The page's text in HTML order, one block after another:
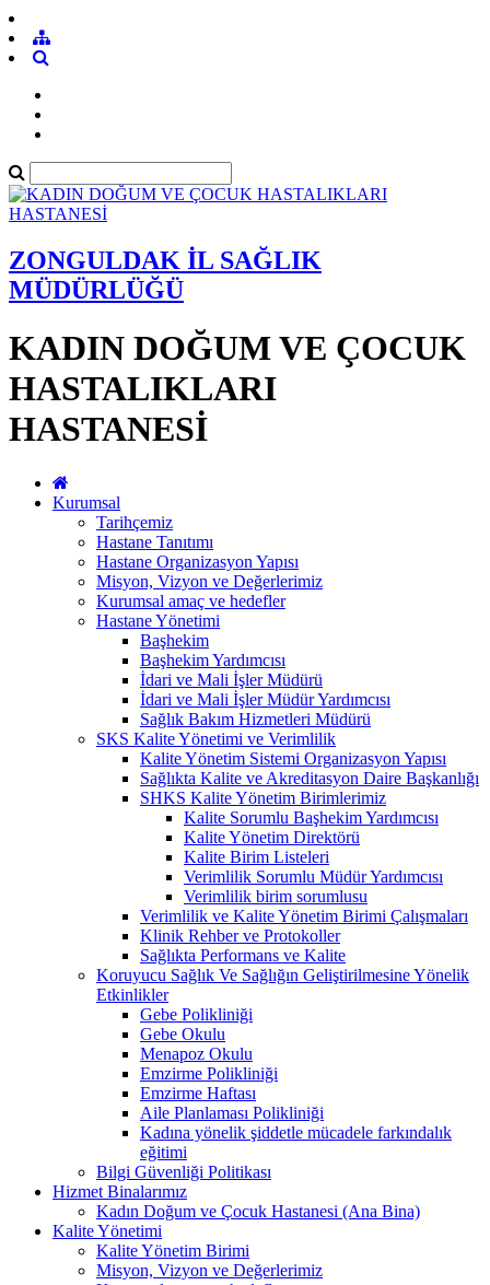
ZONGULDAK İL SAĞLIK
MÜDÜRLÜĞÜ
KADIN DOĞUM VE ÇOCUK
HASTALIKLARI
HASTANESİ
Kurumsal
Tarihçemiz
Hastane Tanıtımı
Hastane Organizasyon Yapısı
Misyon, Vizyon ve Değerlerimiz
Kurumsal amaç ve hedefler
Hastane Yönetimi
Başhekim
Başhekim Yardımcısı
İdari ve Mali İşler Müdürü
İdari ve Mali İşler Müdür Yardımcısı
Sağlık Bakım Hizmetleri Müdürü
SKS Kalite Yönetimi ve Verimlilik
Kalite Yönetim Sistemi Organizasyon Yapısı
Sağlıkta Kalite ve Akreditasyon Daire Başkanlığı
SHKS Kalite Yönetim Birimlerimiz
Kalite Sorumlu Başhekim Yardımcısı
Kalite Yönetim Direktörü
Kalite Birim Listeleri
Verimlilik Sorumlu Müdür Yardımcısı
Verimlilik birim sorumlusu
Verimlilik ve Kalite Yönetim Birimi Çalışmaları
Klinik Rehber ve Protokoller
Sağlıkta Performans ve Kalite
Koruyucu Sağlık Ve Sağlığın Geliştirilmesine Yönelik
Etkinlikler
Gebe Polikliniği
Gebe Okulu
Menapoz Okulu
Emzirme Polikliniği
Emzirme Haftası
Aile Planlaması Polikliniği
Kadına yönelik şiddetle mücadele farkındalık
eğitimi
Bilgi Güvenliği Politikası
Hizmet Binalarımız
Kadın Doğum ve Çocuk Hastanesi (Ana Bina)
Kalite Yönetimi
Kalite Yönetim Birimi
Misyon, Vizyon ve Değerlerimiz